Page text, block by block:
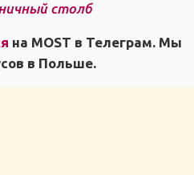
столб
на MOST в Телеграм. Мы
в Польше.